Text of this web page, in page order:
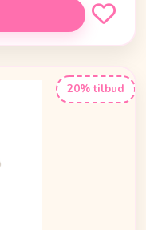
20% tilbud